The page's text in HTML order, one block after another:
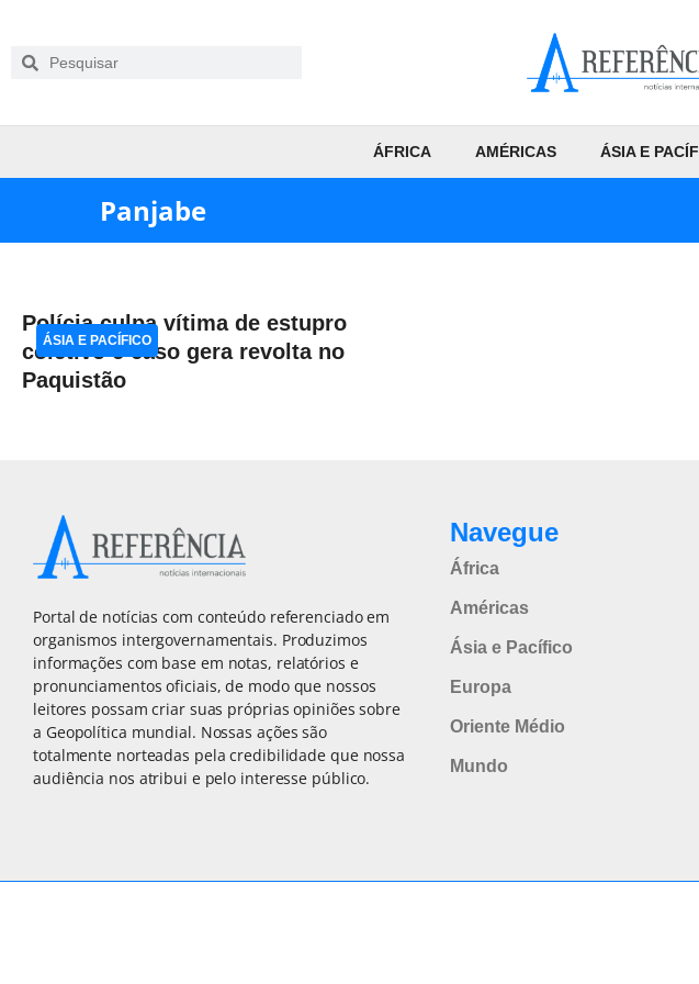
ÁFRICA AMÉRICAS ÁSIA E
Panjabe
Polícia culpa vítima de estupro
coletivo e caso gera revolta no
Paquistão
ÁSIA E PACÍFICO
Portal de notícias com conteúdo referenciado em
organismos intergovernamentais. Produzimos
informações com base em notas, relatórios e
pronunciamentos oficiais, de modo que nossos
leitores possam criar suas próprias opiniões sobre
a Geopolítica mundial. Nossas ações são
totalmente norteadas pela credibilidade que nossa
audiência nos atribui e pelo interesse público.
Navegue
África
Américas
Ásia e Pacífico
Europa
Oriente Médio
Mundo